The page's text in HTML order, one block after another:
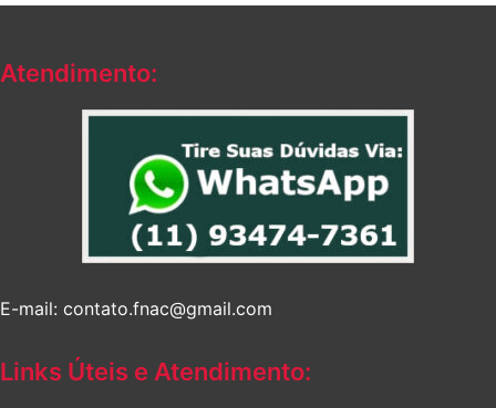
Atendimento:
E-mail: contato.fnac@gmail.com
Links Úteis e Atendimento: